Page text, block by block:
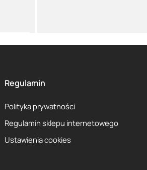
Regulamin
Polityka prywatności
Regulamin sklepu internetowego
Ustawienia cookies